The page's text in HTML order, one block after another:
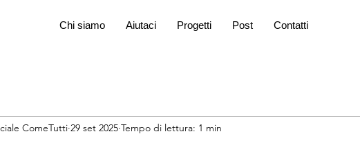
Chi siamo Aiutaci Progetti Post Contatti
ComeTutti 29 set 2025 Tempo di lettura: 1 min